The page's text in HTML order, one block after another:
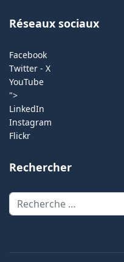
Réseaux sociaux
Facebook
Twitter - X
YouTube
">
LinkedIn
Instagram
Flickr
Rechercher
Rechercher